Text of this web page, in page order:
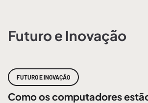
Futuro e Inovação
FUTURO E INOVAÇÃO
Como os computadores